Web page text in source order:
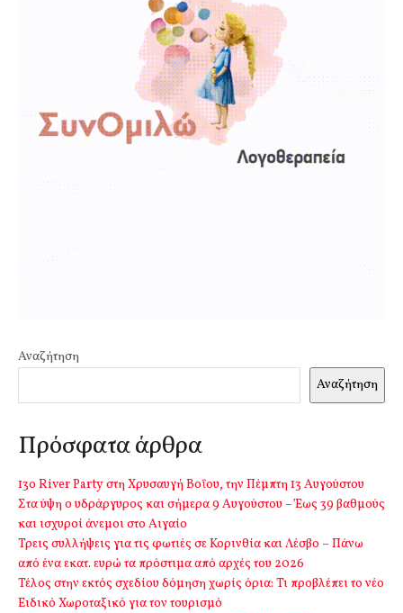
Αναζήτηση
Αναζήτηση
Πρόσφατα άρθρα
13o River Party στη Χρυσαυγή Βοΐου, την Πέμπτη 13 Αυγούστου
Στα ύψη ο υδράργυρος και σήμερα 9 Αυγούστου – Έως 39 βαθμούς
και ισχυροί άνεμοι στο Αιγαίο
Τρεις συλλήψεις για τις φωτιές σε Κορινθία και Λέσβο – Πάνω
από ένα εκατ. ευρώ τα πρόστιμα από αρχές του 2026
Τέλος στην εκτός σχεδίου δόμηση χωρίς όρια: Τι προβλέπει το νέο
Ειδικό Χωροταξικό για τον τουρισμό